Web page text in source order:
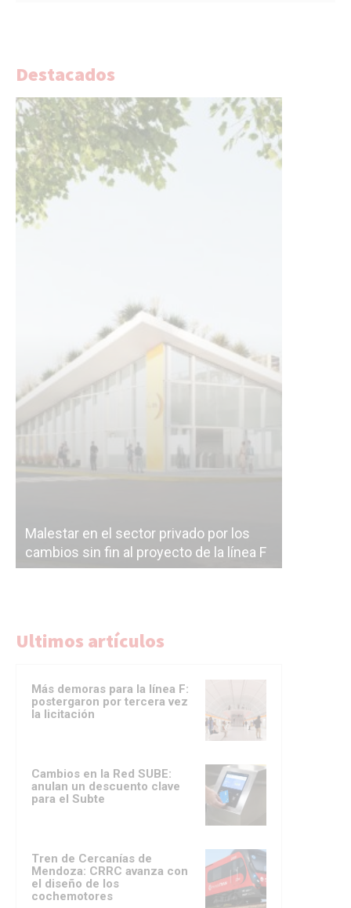
Destacados
Malestar en el sector privado por los
cambios sin fin al proyecto de la línea F
Ultimos artículos
Más demoras para la línea F:
postergaron por tercera vez
la licitación
Cambios en la Red SUBE:
anulan un descuento clave
para el Subte
Tren de Cercanías de
Mendoza: CRRC avanza con
el diseño de los
cochemotores